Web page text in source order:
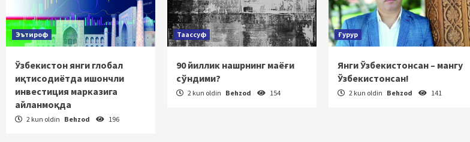
Эътироф
Ўзбекистон янги глобал
иқтисодиётда ишончли
инвестиция марказига
айланмоқда
2 kun oldin Behzod 196
Таассуф
90 йиллик нашрнинг маёғи
сўндими?
2 kun oldin Behzod 154
Ғурур
Янги Ўзбекистонсан – мангу
Ўзбекистонсан!
2 kun oldin Behzod 141